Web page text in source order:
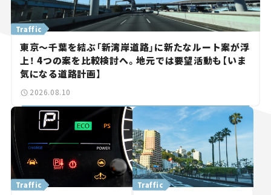
東京～千葉を結ぶ「新湾岸道路」に新たなルート案が浮
上！ 4つの案を比較検討へ。地元では要望活動も【いま
気になる道路計画】
Traffic
2026.08.10
Traffic Traffic